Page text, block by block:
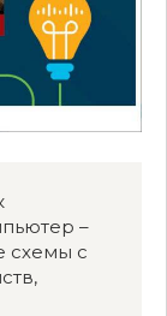
–
схемы с